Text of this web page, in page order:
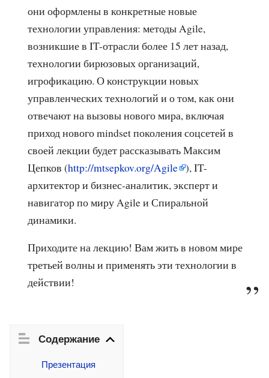
они оформлены в конкретные новые
технологии управления: методы Agile,
возникшие в IT-отрасли более 15 лет назад,
технологии бирюзовых организаций,
игрофикацию. О конструкции новых
управленческих технологий и о том, как они
отвечают на вызовы нового мира, включая
приход нового mindset поколения соцсетей в
своей лекции будет рассказывать Максим
Цепков (http://mtsepkov.org/Agile ), IT-
архитектор и бизнес-аналитик, эксперт и
навигатор по миру Agile и Спиральной
динамики.
Приходите на лекцию! Вам жить в новом мире
третьей волны и применять эти технологии в
действии!
Содержание
Презентация